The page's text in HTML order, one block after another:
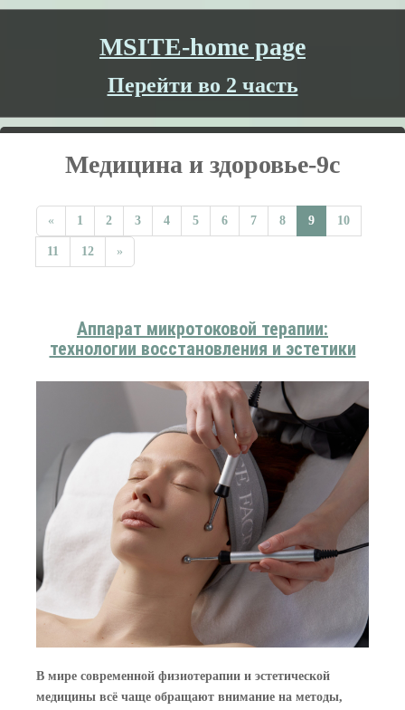
MSITE-home page
Перейти во 2 часть
Медицина и здоровье-9c
« 1 2 3 4 5 6 7 8 9 10
11 12 »
Аппарат микротоковой терапии:
технологии восстановления и эстетики
В мире современной физиотерапии и эстетической
медицины всё чаще обращают внимание на методы,